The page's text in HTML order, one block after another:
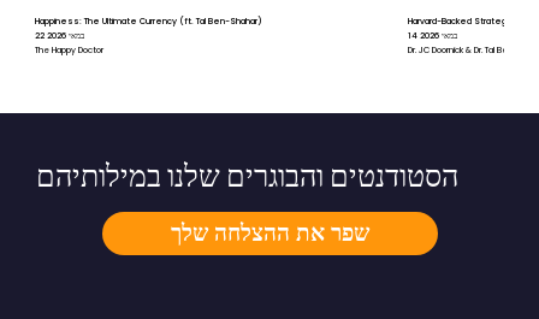
Happiness: The Ultimate Currency (ft. Tal Ben-Shahar)
22 במאי 2026
The Happy Doctor
Harvard-Backed Strategies for
14 במאי 2026
Dr. JC Doornick & Dr. Tal Ben-
שפר את ההצלחה שלך
הסטודנטים והבוגרים שלנו במילותיהם